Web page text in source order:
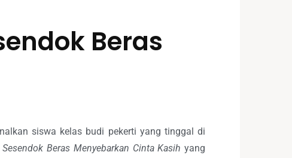
Beras
siswa kelas budi pekerti yang tinggal di
Beras Menyebarkan Cinta Kasih yang